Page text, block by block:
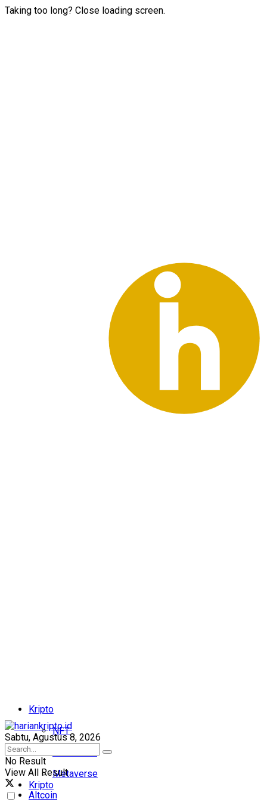
Taking too long? Close loading screen.
Kripto
NFT
Blockchain
Metaverse
Altcoin
Sabtu, Agustus 8, 2026
No Result
View All Result
Kripto